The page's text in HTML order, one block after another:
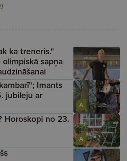
kā treneris."
sapņa
A
Imants
jubileju ar
A
Horoskopi no 23.